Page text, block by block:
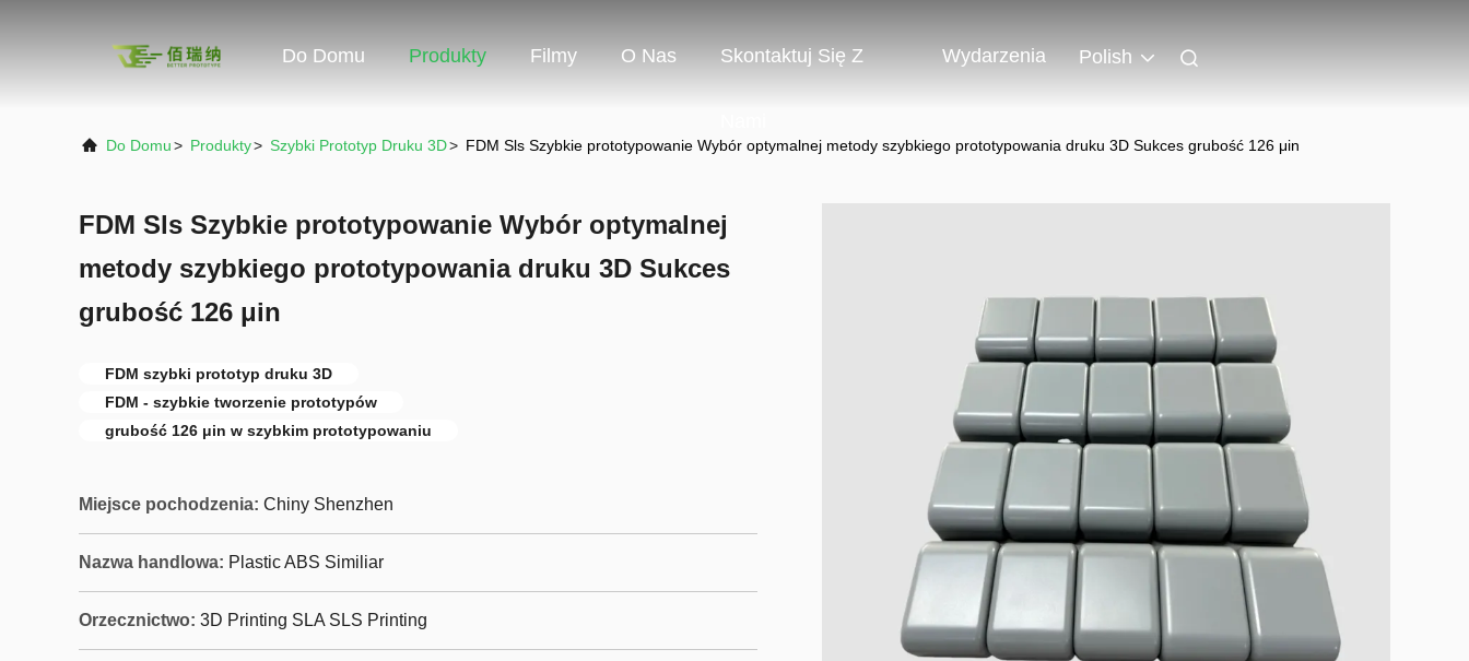
Do Domu Produkty Filmy O Nas Skontaktuj Się Z Wydarzenia Polish
Do Domu> Produkty> Szybki Prototyp Druku 3D> FDM Sls Szybkie prototypowanie Wybór optymalnej metody szybkiego prototypowania druku 3D Sukces grubość 126 μin
FDM Sls Szybkie prototypowanie Wybór optymalnej
metody szybkiego prototypowania druku 3D Sukces
grubość 126 μin
FDM szybki prototyp druku 3D
FDM - szybkie tworzenie prototypów
grubość 126 μin w szybkim prototypowaniu
Miejsce pochodzenia: Chiny Shenzhen
Nazwa handlowa: Plastic ABS Similiar
Orzecznictwo: 3D Printing SLA SLS Printing